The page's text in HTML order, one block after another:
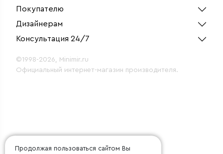
Покупателю
Дизайнерам
Консультация 24/7
©1998-2026, Minimir.ru
Официальный интернет-магазин производителя.
Продолжая пользоваться сайтом Вы